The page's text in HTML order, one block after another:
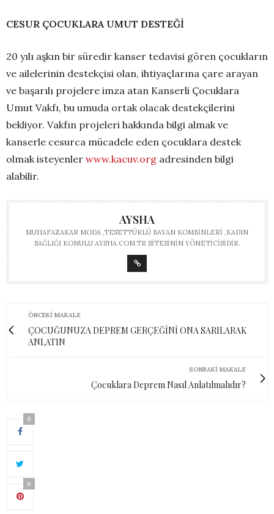
CESUR ÇOCUKLARA UMUT DESTEĞİ
20 yılı aşkın bir süredir kanser tedavisi gören çocukların
ve ailelerinin destekçisi olan, ihtiyaçlarına çare arayan
ve başarılı projelere imza atan Kanserli Çocuklara
Umut Vakfı, bu umuda ortak olacak destekçilerini
bekliyor. Vakfın projeleri hakkında bilgi almak ve
kanserle cesurca mücadele eden çocuklara destek
olmak isteyenler www.kacuv.org adresinden bilgi
alabilir.
AYSHA
MUHAFAZAKAR MODA ,TESETTÜRLÜ BAYAN KOMBINLERI ,KADIN
SAĞLIĞI KONULU AYSHA.COM.TR SITESININ YÖNETICISIDIR.
ÖNCEKI MAKALE
ÇOCUĞUNUZA DEPREM GERÇEĞİNİ ONA SARILARAK
ANLATIN
SONRAKI MAKALE
Çocuklara Deprem Nasıl Anlatılmalıdır?
0
0